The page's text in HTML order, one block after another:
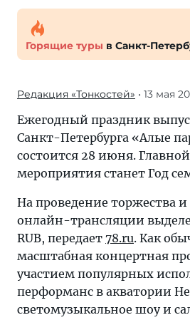
Горящие туры в Санкт-
Редакция «Тонкостей» • 13 мая
Ежегодный праздник
Санкт-Петербурга «Алые
состоится 28 июня.
мероприятия станет Год
На проведение торжества
онлайн-трансляции
RUB, передает 78.ru. Как
масштабная концертная
участием популярных
перформанс в акватории
светомузыкальное шоу и